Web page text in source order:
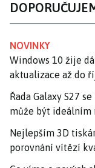
NOVINKY
Windows 10 žije
aktualizace až do
Řada Galaxy S27
může být ideálním
Nejlepším 3D
porovnání vítězí